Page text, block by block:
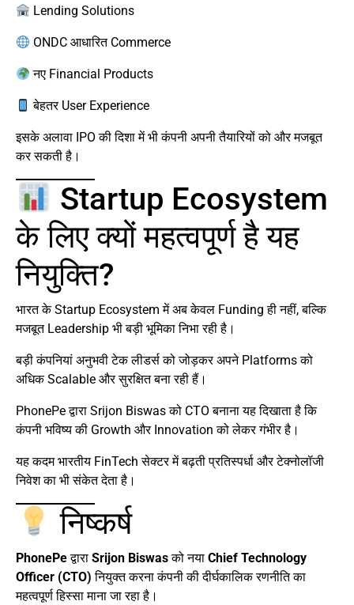
Lending Solutions
ONDC आधारित Commerce
नए Financial Products
बेहतर User Experience
इसके अलावा IPO की दिशा में भी कंपनी अपनी तैयारियों को और मजबूत
कर सकती है।
Startup Ecosystem
के लिए क्यों महत्वपूर्ण है यह
नियुक्ति?
भारत के Startup Ecosystem में अब केवल Funding ही नहीं, बल्कि
मजबूत Leadership भी बड़ी भूमिका निभा रही है।
बड़ी कंपनियां अनुभवी टेक लीडर्स को जोड़कर अपने Platforms को
अधिक Scalable और सुरक्षित बना रही हैं।
PhonePe द्वारा Srijon Biswas को CTO बनाना यह दिखाता है कि
कंपनी भविष्य की Growth और Innovation को लेकर गंभीर है।
यह कदम भारतीय FinTech सेक्टर में बढ़ती प्रतिस्पर्धा और टेक्नोलॉजी
निवेश का भी संकेत देता है।
निष्कर्ष
PhonePeद्वारा Srijon Biswasको नया Chief Technology
Officer (CTO) नियुक्त करना कंपनी की दीर्घकालिक रणनीति का
महत्वपूर्ण हिस्सा माना जा रहा है।